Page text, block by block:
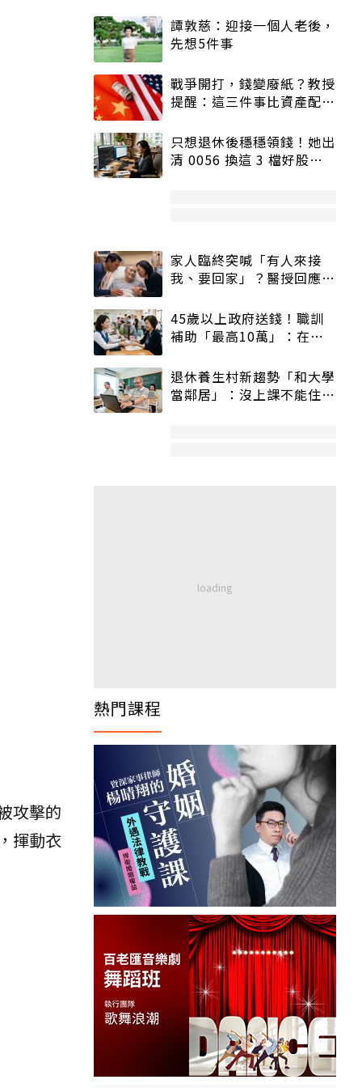
攻擊的
揮動衣
譚敦慈：迎接一個人老後，
先想5件事
戰爭開打，錢變廢紙？教授
提醒：這三件事比資產配置
只想退休後穩穩領錢！她出
清 0056 換這 3 檔好股：
家人臨終突喊「有人來接
我、要回家」？醫授回應方
45歲以上政府送錢！職訓
補助「最高10萬」：在
退休養生村新趨勢「和大學
當鄰居」：沒上課不能住、
熱門課程